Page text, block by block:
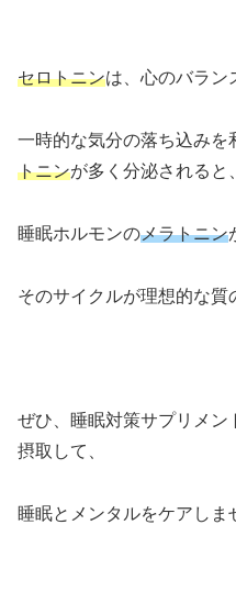
セロトニンは、心のバラン
一時的な気分の落ち込み
トニンが多く分泌されると、
睡眠ホルモンのメラトニン
そのサイクルが理想的な質
ぜひ、睡眠対策サプリメン
摂取して、
睡眠とメンタルをケアしま